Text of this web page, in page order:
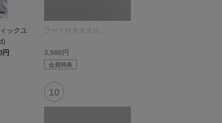
ックユ
円
フード付きタオル
3,980円
会員特典